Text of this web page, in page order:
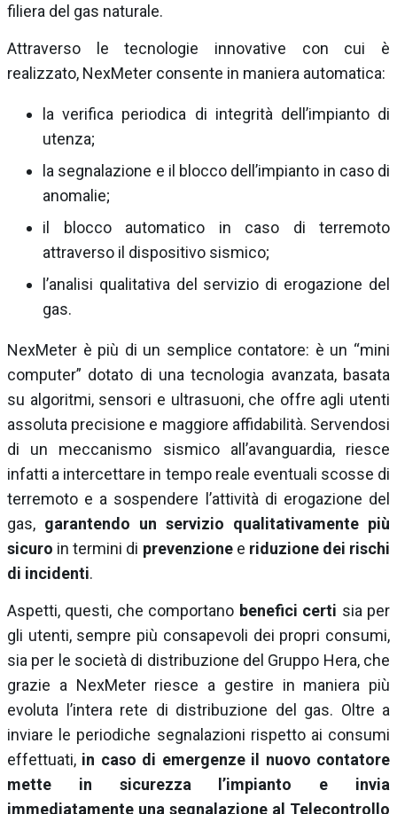
filiera del gas naturale.
Attraverso le tecnologie innovative con cui è
realizzato, NexMeter consente in maniera automatica:
la verifica periodica di integrità dell’impianto di
utenza;
la segnalazione e il blocco dell’impianto in caso di
anomalie;
il blocco automatico in caso di terremoto
attraverso il dispositivo sismico;
l’analisi qualitativa del servizio di erogazione del
gas.
NexMeter è più di un semplice contatore: è un “mini
computer” dotato di una tecnologia avanzata, basata
su algoritmi, sensori e ultrasuoni, che offre agli utenti
assoluta precisione e maggiore affidabilità. Servendosi
di un meccanismo sismico all’avanguardia, riesce
infatti a intercettare in tempo reale eventuali scosse di
terremoto e a sospendere l’attività di erogazione del
gas, garantendo un servizio qualitativamente più
sicuro in termini di prevenzionee riduzione dei rischi
di incidenti.
Aspetti, questi, che comportano benefici certi sia per
gli utenti, sempre più consapevoli dei propri consumi,
sia per le società di distribuzione del Gruppo Hera, che
grazie a NexMeter riesce a gestire in maniera più
evoluta l’intera rete di distribuzione del gas. Oltre a
inviare le periodiche segnalazioni rispetto ai consumi
effettuati, in caso di emergenze il nuovo contatore
mette in sicurezza l’impianto e invia
immediatamente una segnalazione al Telecontrollo